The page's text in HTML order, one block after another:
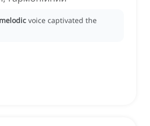
melodic voice captivated the